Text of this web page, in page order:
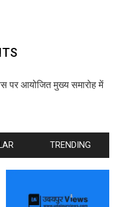
पर आयोजित मुख्य समारोह में
TRENDING